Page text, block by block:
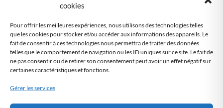
cookies
Pour offrir les meilleures expériences, nous utilisons des technologies telles
que les cookies pour stocker et/ou accéder aux informations des appareils. Le
fait de consentir à ces technologies nous permettra de traiter des données
telles que le comportement de navigation ou les ID uniques sur ce site. Le fait de
ne pas consentir ou de retirer son consentement peut avoir un effet négatif sur
certaines caractéristiques et fonctions.
Gérer les services
Mentions Légales
Politique cookies DPO Partagé
Nous contacter
Audit automatisé